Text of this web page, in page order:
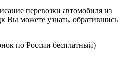
перевозки автомобиля из
Вы можете узнать, обратившись
по России бесплатный)